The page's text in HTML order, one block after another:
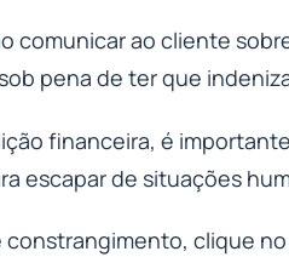
comunicar ao cliente
pena de ter que
financeira, é
escapar de situações
constrangimento, clique